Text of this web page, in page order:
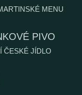
MENU
PIVO
ČESKÉ JÍDLO